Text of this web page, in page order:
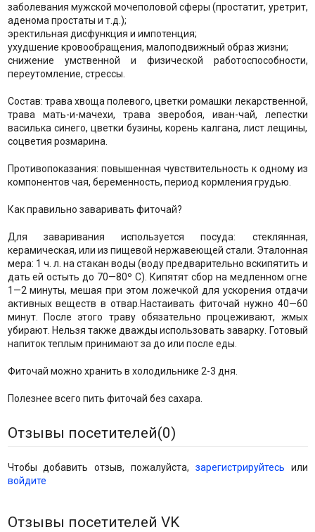
заболевания мужской мочеполовой сферы (простатит, уретрит,
аденома простаты и т.д.);
эректильная дисфункция и импотенция;
ухудшение кровообращения, малоподвижный образ жизни;
снижение умственной и физической работоспособности,
переутомление, стрессы.
Состав: трава хвоща полевого, цветки ромашки лекарственной,
трава мать-и-мачехи, трава зверобоя, иван-чай, лепестки
василька синего, цветки бузины, корень калгана, лист лещины,
соцветия розмарина.
Противопоказания: повышенная чувствительность к одному из
компонентов чая, беременность, период кормления грудью.
Как правильно заваривать фиточай?
Для заваривания используется посуда: стеклянная,
керамическая, или из пищевой нержавеющей стали. Эталонная
мера: 1 ч. л. на стакан воды (воду предварительно вскипятить и
дать ей остыть до 70—80º С). Кипятят сбор на медленном огне
1—2 минуты, мешая при этом ложечкой для ускорения отдачи
активных веществ в отвар.Настаивать фиточай нужно 40—60
минут. После этого траву обязательно процеживают, жмых
убирают. Нельзя также дважды использовать заварку. Готовый
напиток теплым принимают за до или после еды.
Фиточай можно хранить в холодильнике 2-3 дня.
Полезнее всего пить фиточай без сахара.
Отзывы посетителей(0)
Чтобы добавить отзыв, пожалуйста, зарегистрируйтесь или
войдите
Отзывы посетителей VK